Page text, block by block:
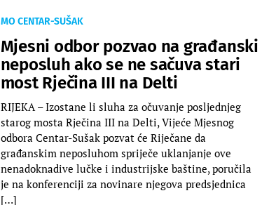
MO CENTAR-SUŠAK
Mjesni odbor pozvao na građanski
neposluh ako se ne sačuva stari
most Rječina III na Delti
RIJEKA – Izostane li sluha za očuvanje posljednjeg
starog mosta Rječina III na Delti, Vijeće Mjesnog
odbora Centar-Sušak pozvat će Riječane da
građanskim neposluhom spriječe uklanjanje ove
nenadoknadive lučke i industrijske baštine, poručila
je na konferenciji za novinare njegova predsjednica
[…]